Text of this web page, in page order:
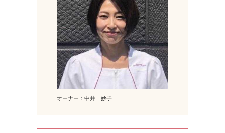
オーナー：中井 妙子